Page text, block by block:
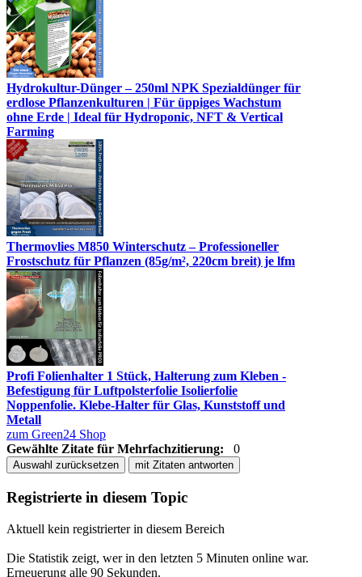
Hydrokultur-Dünger – 250ml NPK Spezialdünger für
erdlose Pflanzenkulturen | Für üppiges Wachstum
ohne Erde | Ideal für Hydroponic, NFT & Vertical
Farming
Thermovlies M850 Winterschutz – Professioneller
Frostschutz für Pflanzen (85g/m², 220cm breit) je lfm
Profi Folienhalter 1 Stück, Halterung zum Kleben -
Befestigung für Luftpolsterfolie Isolierfolie
Noppenfolie. Klebe-Halter für Glas, Kunststoff und
Metall
zum Green24 Shop
Gewählte Zitate für Mehrfachzitierung:
0
Auswahl zurücksetzen mit Zitaten antworten
Registrierte in diesem Topic
Aktuell kein registrierter in diesem Bereich
Die Statistik zeigt, wer in den letzten 5 Minuten online war.
Erneuerung alle 90 Sekunden.